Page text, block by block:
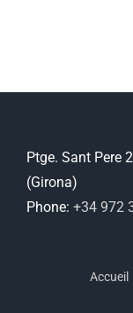
Ptge. Sant Pere
(Girona)
Phone: +34 972
Accueil